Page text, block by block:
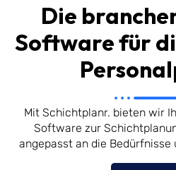
Die
Software für
Mit Schichtplanr. bieten wir
Software zur
angepasst an die